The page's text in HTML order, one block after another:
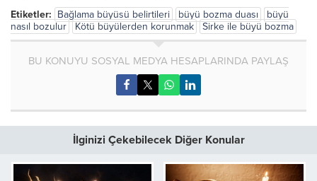
Etiketler: Bağlama büyüsü belirtileri büyü bozma duası
büyü
nasıl bozulur
Kötü büyülerden korunmak Sirke ile büyü bozma
BU KONUYU SOSYAL MEDYA HESAPLARINDA PAYLAŞ
İlginizi Çekebilecek Diğer Konular